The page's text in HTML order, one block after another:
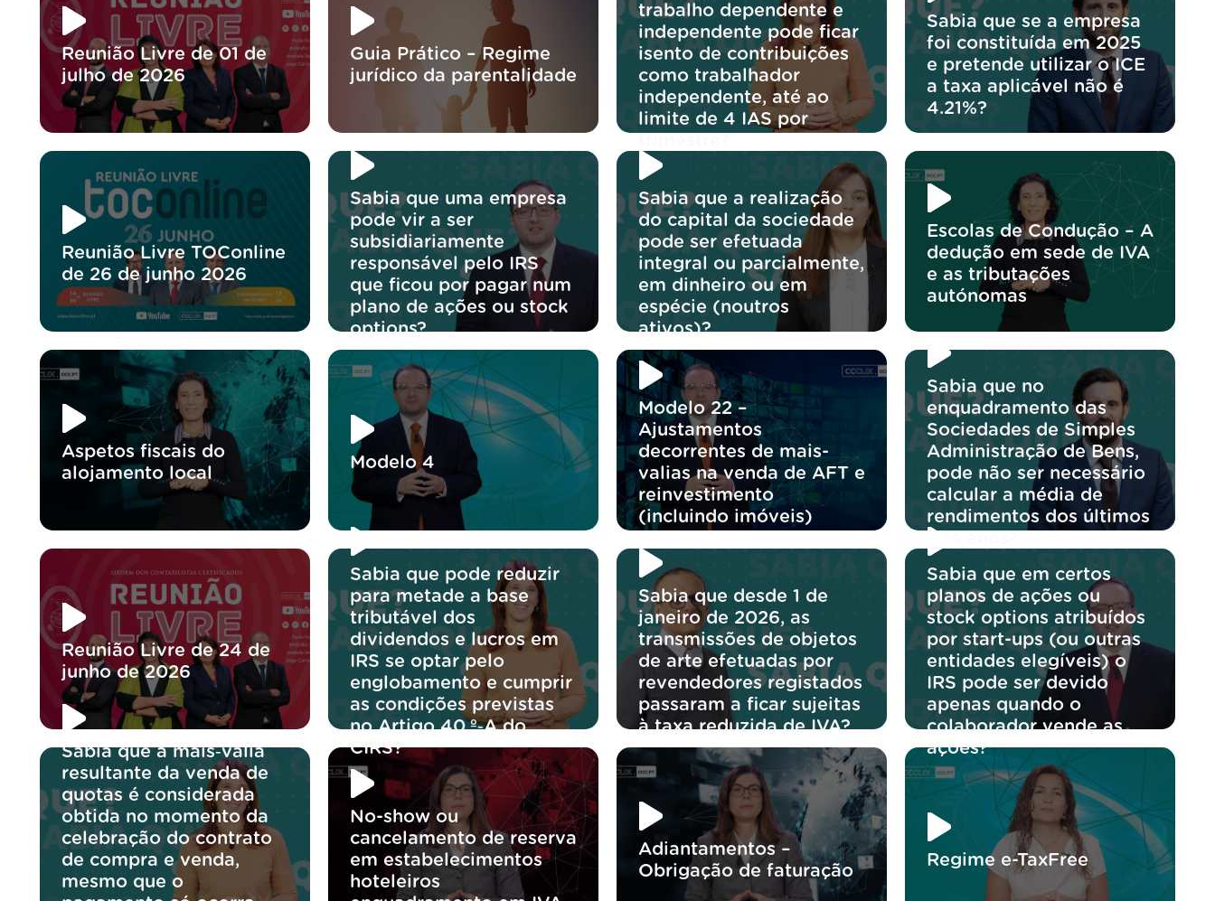
Reunião Livre de 01 de
julho de 2026
Guia Prático – Regime
jurídico da parentalidade
trabalho dependente e
independente pode ficar
isento de contribuições
como trabalhador
independente, até ao
limite de 4 IAS por
Sabia que se a empresa
foi constituída em 2025
e pretende utilizar o ICE
a taxa aplicável não é
4.21%?
Reunião Livre TOConline
de 26 de junho 2026
Sabia que uma empresa
pode vir a ser
subsidiariamente
responsável pelo IRS
que ficou por pagar num
plano de ações ou stock
options?
Sabia que a realização
do capital da sociedade
pode ser efetuada
integral ou parcialmente,
em dinheiro ou em
espécie (noutros
ativos)?
Escolas de Condução – A
dedução em sede de IVA
e as tributações
autónomas
Aspetos fiscais do
alojamento local
Modelo 4
Modelo 22 –
Ajustamentos
decorrentes de mais-
valias na venda de AFT e
reinvestimento
(incluindo imóveis)
Sabia que no
enquadramento das
Sociedades de Simples
Administração de Bens,
pode não ser necessário
calcular a média de
rendimentos dos últimos
Reunião Livre de 24 de
junho de 2026
Sabia que pode reduzir
para metade a base
tributável dos
dividendos e lucros em
IRS se optar pelo
englobamento e cumprir
as condições previstas
no Artigo 40.º‑A do
CIRS?
Sabia que desde 1 de
janeiro de 2026, as
transmissões de objetos
de arte efetuadas por
revendedores registados
passaram a ficar sujeitas
à taxa reduzida de IVA?
Sabia que em certos
planos de ações ou
stock options atribuídos
por start-ups (ou outras
entidades elegíveis) o
IRS pode ser devido
apenas quando o
colaborador vende as
ações?
Sabia que a mais‑valia
resultante da venda de
quotas é considerada
obtida no momento da
celebração do contrato
de compra e venda,
mesmo que o
No-show ou
cancelamento de reserva
em estabelecimentos
hoteleiros
Adiantamentos –
Obrigação de faturação
Regime e-TaxFree